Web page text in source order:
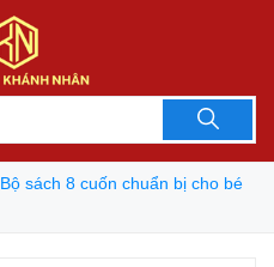
Bộ sách 8 cuốn chuẩn bị cho bé